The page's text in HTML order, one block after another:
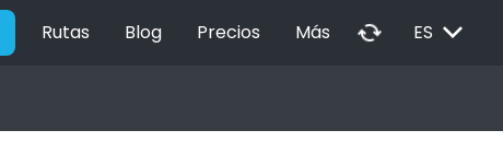
Rutas Blog Precios Más autorenew ES EXPAND_MORE